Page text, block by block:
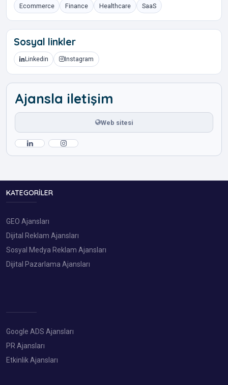
Ecommerce Finance Healthcare SaaS
Sosyal linkler
Linkedin Instagram
Ajansla iletişim
Web sitesi
KATEGORILER
GEO Ajansları
Dijital Reklam Ajansları
Sosyal Medya Reklam Ajansları
Dijital Pazarlama Ajansları
Google ADS Ajansları
PR Ajansları
Etkinlik Ajansları